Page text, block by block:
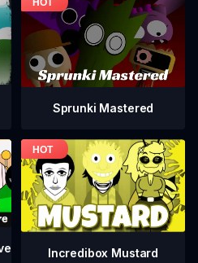
Sprunki Mastered
Incredibox Mustard